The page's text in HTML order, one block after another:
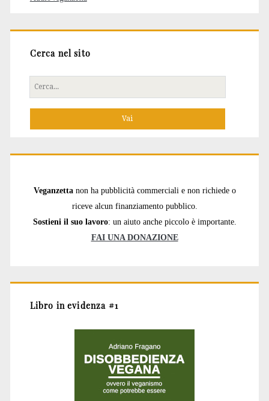
Cerca nel sito
Cerca
per:
Veganzetta non ha pubblicità commerciali e non richiede o
riceve alcun finanziamento pubblico.
Sostieni il suo lavoro: un aiuto anche piccolo è importante.
FAI UNA DONAZIONE
Libro in evidenza #1